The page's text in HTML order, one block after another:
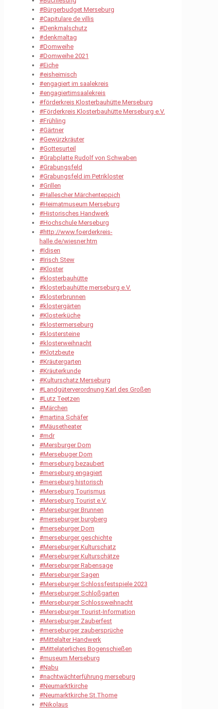
#Bürgerbudget Merseburg
#Capitulare de villis
#Denkmalschutz
#denkmaltag
#Domweihe
#Domweihe 2021
#Eiche
#eisheimisch
#engagiert im saalekreis
#engagiertimsaalekreis
#förderkreis Klosterbauhütte Merseburg
#Förderkreis Klosterbauhütte Merseburg e.V.
#Frühling
#Gärtner
#Gewürzkräuter
#Gottesurteil
#Grabplatte Rudolf von Schwaben
#Grabungsfeld
#Grabungsfeld im Petrikloster
#Grillen
#Hallescher Märchenteppich
#Heimatmuseum Merseburg
#Historisches Handwerk
#Hochschule Merseburg
#http://www.foerderkreis-
halle.de/wiesner.htm
#Idisen
#Irisch Stew
#Kloster
#klosterbauhütte
#klosterbauhütte merseburg e.V.
#klosterbrunnen
#klostergärten
#Klosterküche
#klostermerseburg
#klostersteine
#klosterweihnacht
#Klotzbeute
#Kräutergarten
#Kräuterkunde
#Kulturschatz Merseburg
#Landgüterverordnung Karl des Großen
#Lutz Teetzen
#Märchen
#martina Schäfer
#Mäusetheater
#mdr
#Mersburger Dom
#Mersebuger Dom
#merseburg bezaubert
#merseburg engagiert
#merseburg historisch
#Merseburg Tourismus
#Merseburg Tourist e.V.
#Merseburger Brunnen
#merseburger burgberg
#merseburger Dom
#merseburger geschichte
#Merseburger Kulturschatz
#Merseburger Kulturschätze
#Merseburger Rabensage
#Merseburger Sagen
#Merseburger Schlossfestspiele 2023
#Merseburger Schloßgarten
#Merseburger Schlossweihnacht
#Merseburger Tourist-Information
#Merseburger Zauberfest
#merseburger zaubersprüche
#Mittelalter Handwerk
#Mittelaterliches Bogenschießen
#museum Merseburg
#Nabu
#nachtwächterführung merseburg
#Neumarktkirche
#Neumarktkirche St.Thome
#Nikolaus